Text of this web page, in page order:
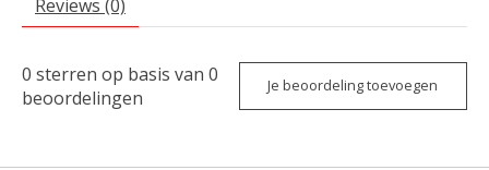
Reviews (0)
0 sterren op basis van 0
beoordelingen
Je beoordeling toevoegen